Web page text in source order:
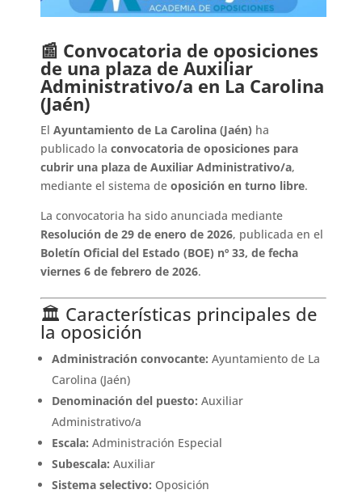
📰 Convocatoria de oposiciones
de una plaza de Auxiliar
Administrativo/a en La Carolina
(Jaén)
ElAyuntamiento de La Carolina (Jaén) ha
publicado laconvocatoria de oposiciones para
cubrir una plaza de Auxiliar Administrativo/a,
mediante el sistema deoposición en turno libre.
La convocatoria ha sido anunciada mediante
Resolución de 29 de enero de 2026, publicada en el
Boletín Oficial del Estado (BOE) nº 33, de fecha
viernes 6 de febrero de 2026.
🏛️ Características principales de
la oposición
Administración convocante: Ayuntamiento de La
Carolina (Jaén)
Denominación del puesto: Auxiliar
Administrativo/a
Escala: Administración Especial
Subescala: Auxiliar
Sistema selectivo: Oposición